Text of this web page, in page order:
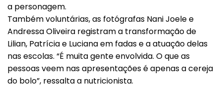
a personagem.
Também voluntárias, as fotógrafas Nani Joele e
Andressa Oliveira registram a transformação de
Lilian, Patrícia e Luciana em fadas e a atuação delas
nas escolas. “É muita gente envolvida. O que as
pessoas veem nas apresentações é apenas a cereja
do bolo”, ressalta a nutricionista.